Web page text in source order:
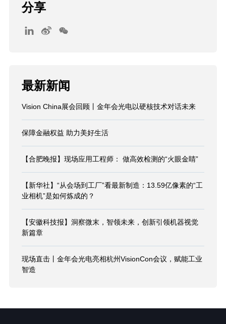
分享
最新新闻
Vision China展会回顾丨金年会光电以硬核技术对话未来
保障金融权益 助力美好生活
【合肥晚报】现场应用工程师： 做高效检测的“火眼金睛”
【新华社】“从会场到工厂”看最新制造：13.59亿像素的“工
业相机”是如何炼成的？
【安徽科技报】洞察微末，智领未来，创新引领机器视觉
新篇章
现场直击丨金年会光电亮相杭州VisionCon会议，赋能工业
智造